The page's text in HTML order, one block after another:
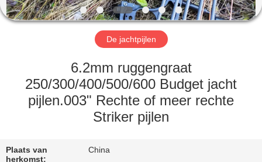
FABRIEKSREIS
KWALITEITSCONTROLE
CONTACTEER
VERZOEK
De jachtpijlen
6.2mm ruggengraat
250/300/400/500/600 Budget jacht
pijlen.003" Rechte of meer rechte
Striker pijlen
Plaats van
herkomst:
China